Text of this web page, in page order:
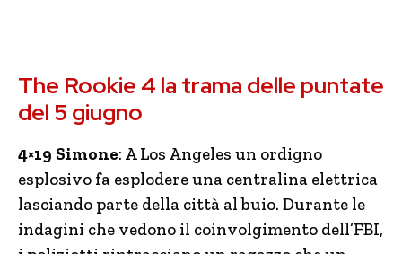
The Rookie 4 la trama delle puntate
del 5 giugno
4×19 Simone: A Los Angeles un ordigno
esplosivo fa esplodere una centralina elettrica
lasciando parte della città al buio. Durante le
indagini che vedono il coinvolgimento dell’FBI,